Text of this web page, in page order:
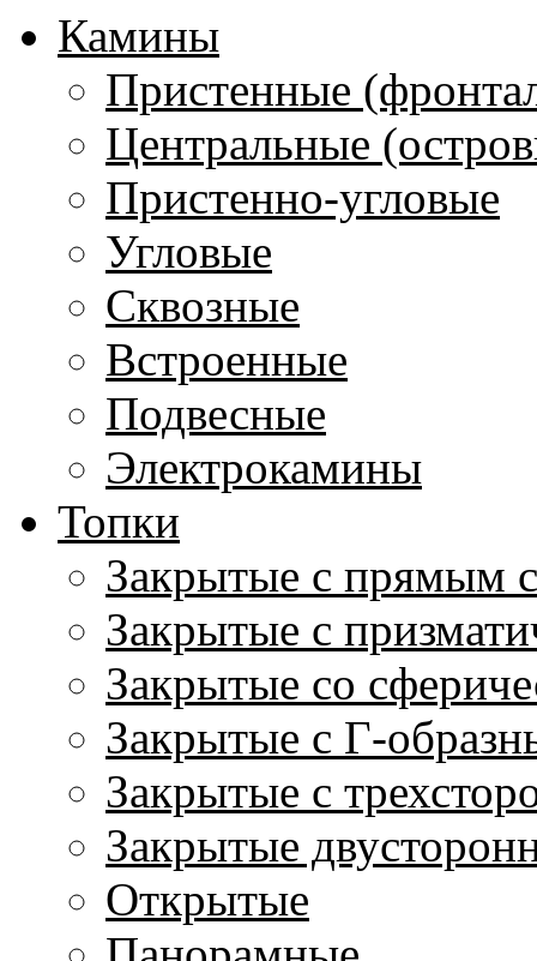
Камины
Пристенные
Центральные
Пристенно-угловые
Угловые
Сквозные
Встроенные
Подвесные
Электрокамины
Топки
Закрытые с прямым
Закрытые с
Закрытые со
Закрытые с Г-
Закрытые с
Закрытые
Открытые